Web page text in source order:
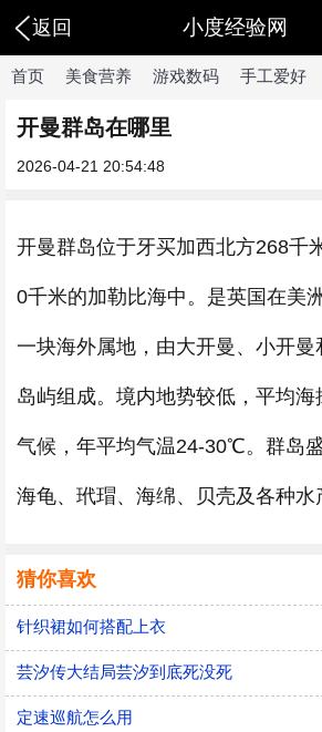
返回 小度经验网
首页 美食营养 游戏数码 手工爱好
开曼群岛在哪里
2026-04-21 20:54:48
开曼群岛位于牙买加西北方268千
0千米的加勒比海中。是英国在美
一块海外属地，由大开曼、小开曼
岛屿组成。境内地势较低，平均
气候，年平均气温24-30℃。群岛
海龟、玳瑁、海绵、贝壳及各种水
猜你喜欢
针织裙如何搭配上衣
芸汐传大结局芸汐到底死没死
定速巡航怎么用